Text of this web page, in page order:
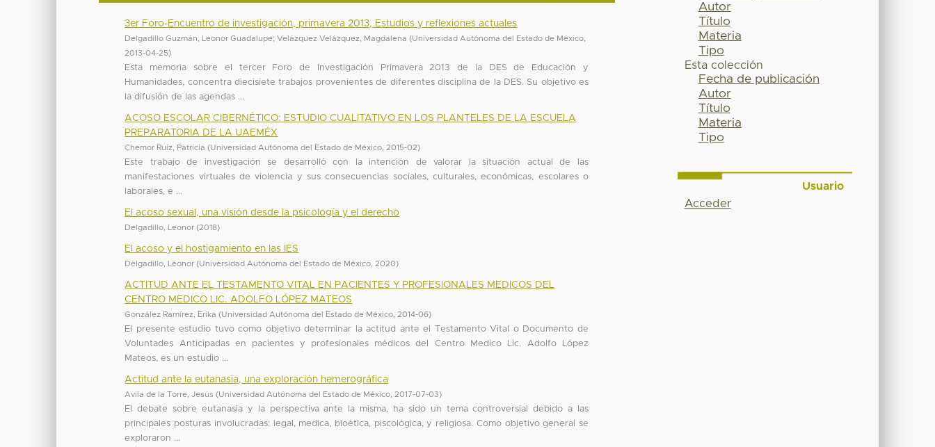
3er Foro-Encuentro de investigación, primavera 2013, Estudios y reflexiones actuales
Delgadillo Guzmán, Leonor Guadalupe;Velázquez Velázquez, Magdalena (Universidad Autónoma del Estado de México
2013-04-25)
Esta memoria sobre el tercer Foro de Investigación Primavera 2013 de la DES de Educación y
Humanidades, concentra diecisiete trabajos provenientes de diferentes disciplina de la DES. Su objetivo es
la difusión de las agendas ...
ACOSO ESCOLAR CIBERNÉTICO: ESTUDIO CUALITATIVO EN LOS PLANTELES DE LA ESCUELA
PREPARATORIA DE LA UAEMÉX
Chemor Ruíz, Patricia (Universidad Autónoma del Estado de México 2015-02)
Este trabajo de investigación se desarrolló con la intención de valorar la situación actual de las
manifestaciones virtuales de violencia y sus consecuencias sociales, culturales, económicas, escolares o
laborales, e ...
El acoso sexual, una visión desde la psicología y el derecho
Delgadillo, Leonor (2018)
El acoso y el hostigamiento en las IES
Delgadillo, Leonor (Universidad Autónoma del Estado de México 2020)
ACTITUD ANTE EL TESTAMENTO VITAL EN PACIENTES Y PROFESIONALES MEDICOS DEL
CENTRO MEDICO LIC. ADOLFO LÓPEZ MATEOS
González Ramírez, Erika (Universidad Autónoma del Estado de México 2014-06)
El presente estudio tuvo como objetivo determinar la actitud ante el Testamento Vital o Documento de
Voluntades Anticipadas en pacientes y profesionales médicos del Centro Medico Lic. Adolfo López
Mateos, es un estudio ...
Actitud ante la eutanasia, una exploración hemerográfica
Avila de la Torre, Jesús (Universidad Autónoma del Estado de México 2017-07-03)
El debate sobre eutanasia y la perspectiva ante la misma, ha sido un tema controversial debido a las
principales posturas involucradas: legal, medica, bioética, piscológica, y religiosa. Como objetivo general se
exploraron ...
Autor
Título
Materia
Tipo
Esta colección
Fecha de publicación
Autor
Título
Materia
Tipo
Usuario
Acceder